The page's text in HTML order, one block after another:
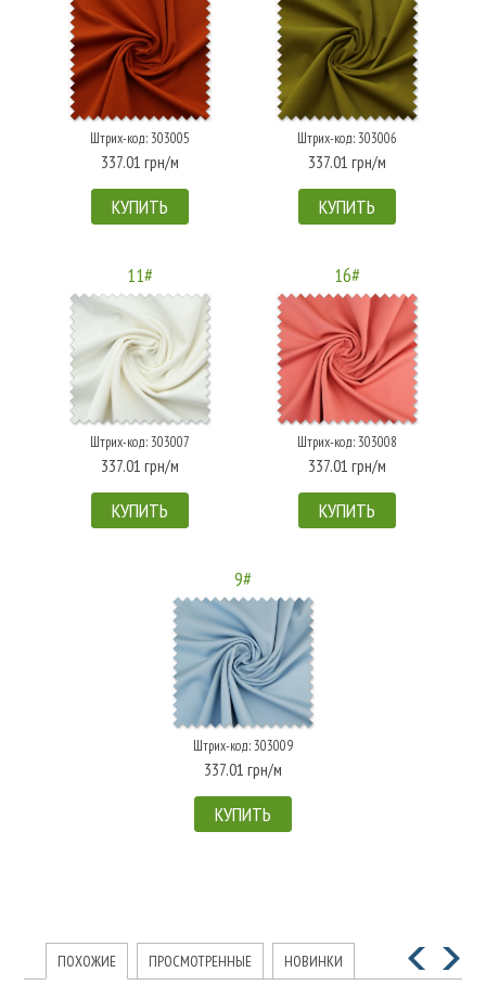
Штрих-код: 303005
337.01 грн/м
КУПИТЬ
Штрих-код: 303006
337.01 грн/м
КУПИТЬ
11#
Штрих-код: 303007
337.01 грн/м
КУПИТЬ
16#
Штрих-код: 303008
337.01 грн/м
КУПИТЬ
9#
Штрих-код: 303009
337.01 грн/м
КУПИТЬ
ПОХОЖИЕ ПРОСМОТРЕННЫЕ НОВИНКИ